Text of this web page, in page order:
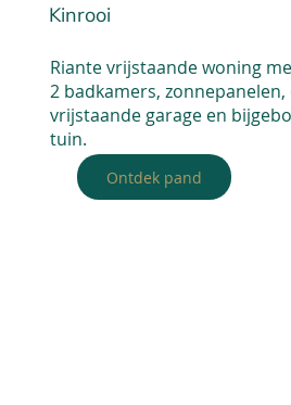
Kinrooi
Riante vrijstaande woning
2 badkamers,
vrijstaande garage en
tuin.
Ontdek pand